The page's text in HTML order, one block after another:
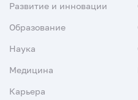
Развитие и инновации
Образование
Наука
Медицина
Карьера